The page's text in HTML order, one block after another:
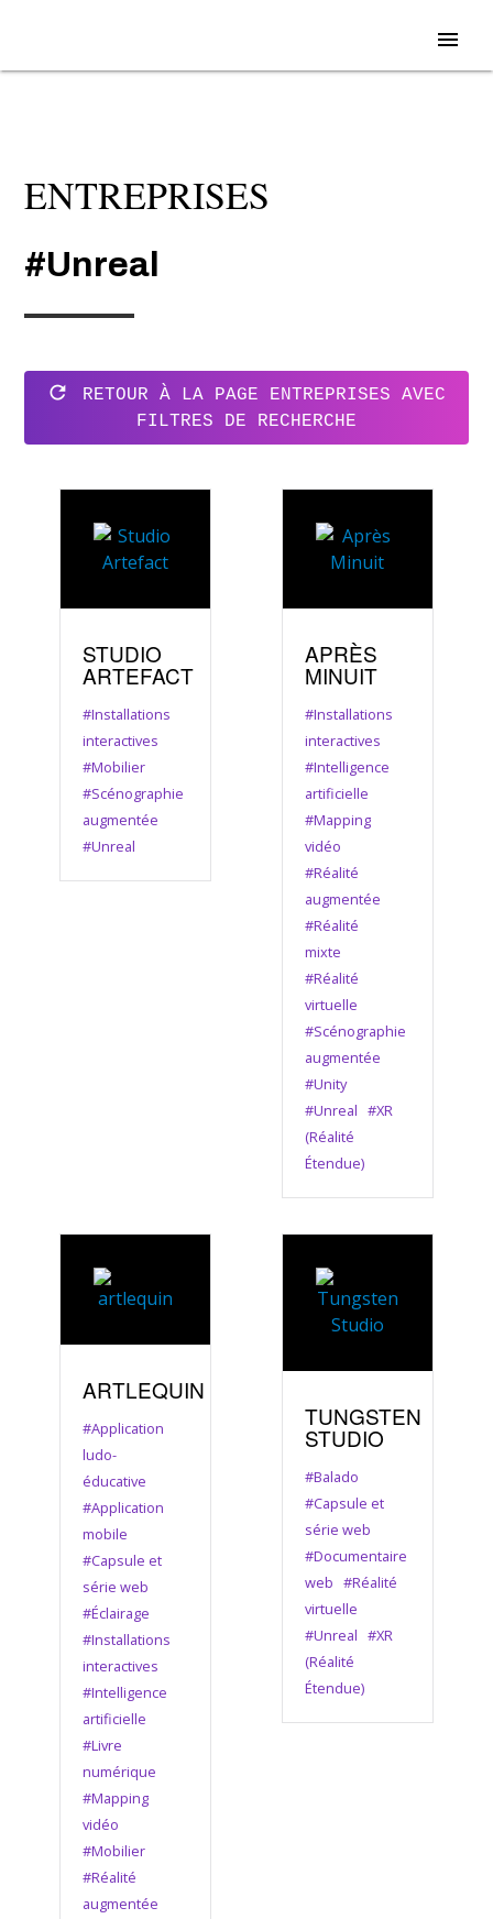
menu
ENTREPRISES
#Unreal
refresh
RETOUR À LA PAGE ENTREPRISES AVEC
FILTRES DE RECHERCHE
STUDIO
ARTEFACT
#Installations
interactives
#Mobilier
#Scénographie
augmentée
#Unreal
APRÈS
MINUIT
#Installations
interactives
#Intelligence
artificielle
#Mapping
vidéo
#Réalité
augmentée
#Réalité
mixte
#Réalité
virtuelle
#Scénographie
augmentée
#Unity
#Unreal #XR
(Réalité
Étendue)
ARTLEQUIN
#Application
ludo-
éducative
#Application
mobile
#Capsule et
série web
#Éclairage
#Installations
interactives
#Intelligence
artificielle
#Livre
numérique
#Mapping
vidéo
#Mobilier
#Réalité
augmentée
TUNGSTEN
STUDIO
#Balado
#Capsule et
série web
#Documentaire
web #Réalité
virtuelle
#Unreal #XR
(Réalité
Étendue)